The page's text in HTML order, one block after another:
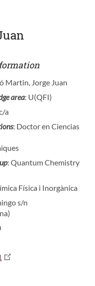
Martin, Jorge Juan
area: U(QFI)
a
: Doctor en Ciencias
: Quantum Chemistry
Física i Inorgànica
s/n